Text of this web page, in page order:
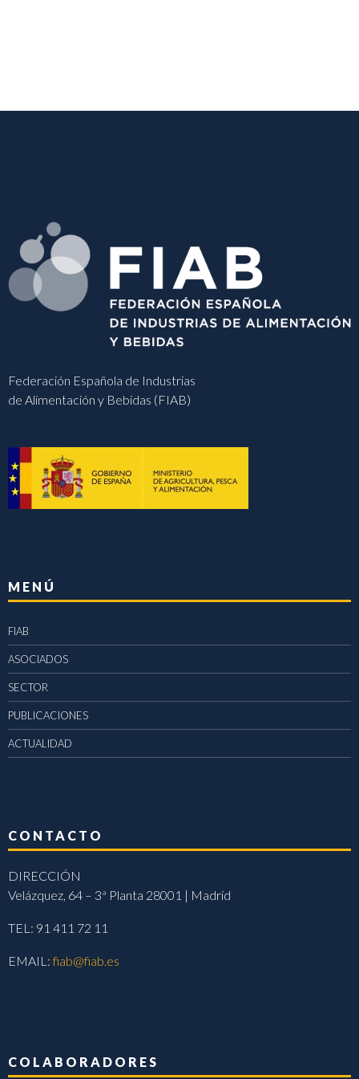
Federación Española de Industrias
de Alimentación y Bebidas (FIAB)
MENÚ
FIAB
ASOCIADOS
SECTOR
PUBLICACIONES
ACTUALIDAD
CONTACTO
DIRECCIÓN
Velázquez, 64 – 3ª Planta 28001 | Madrid
TEL: 91 411 72 11
EMAIL:fiab@fiab.es
COLABORADORES